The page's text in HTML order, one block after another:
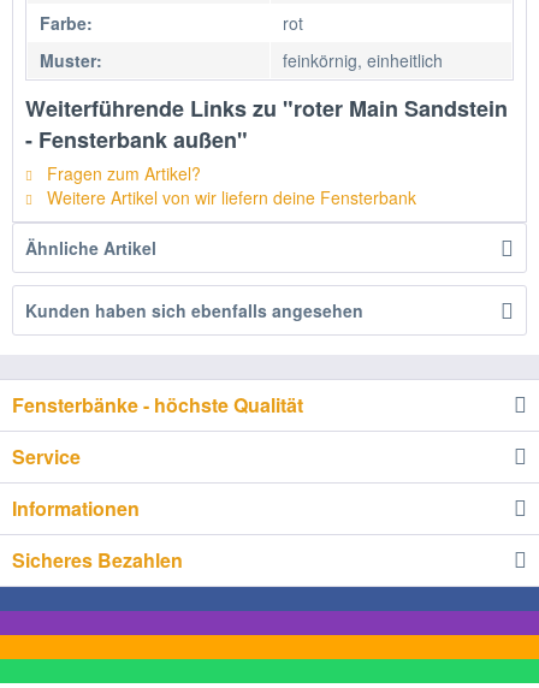
Farbe:
rot
Muster:
feinkörnig, einheitlich
Weiterführende Links zu "roter Main Sandstein
- Fensterbank außen"
Fragen zum Artikel?
Weitere Artikel von wir liefern deine Fensterbank
Ähnliche Artikel
Kunden haben sich ebenfalls angesehen
Fensterbänke - höchste Qualität
Service
Informationen
Sicheres Bezahlen